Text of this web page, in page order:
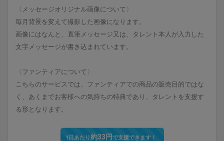
〈メッセージオリジナル画像について〉
毎月背景を変えて撮影した画像になります。
画像にはなんと、直筆メッセージ又は、タレント本人が入力した
文字メッセージが書き込まれています。
〈ファンティアについて〉
こちらのサービスでは、ファンティアでの商品の販売目的ではな
く、あくまでお客様への気持ちの特典であり、タレントを支援す
る形となります。
1日あたり約33円で支援できます！